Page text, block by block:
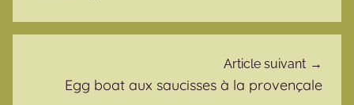
Article suivant
Egg boat aux saucisses à la provençale